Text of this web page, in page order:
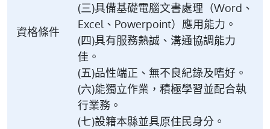
資格條件
(三)具備基礎電腦文書處理（Word、
Excel、Powerpoint）應用能力。
(四)具有服務熱誠、溝通協調能力
佳。
(五)品性端正、無不良紀錄及嗜好。
(六)能獨立作業，積極學習並配合執
行業務。
(七)設籍本縣並具原住民身分。